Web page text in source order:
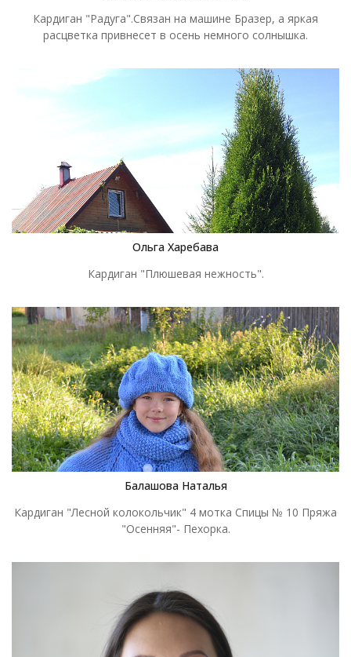
Кардиган "Радуга".Связан на машине Бразер, а яркая
расцветка привнесет в осень немного солнышка.
Ольга Харебава
Кардиган "Плюшевая нежность".
Балашова Наталья
Кардиган "Лесной колокольчик" 4 мотка Спицы № 10 Пряжа
"Осенняя"- Пехорка.